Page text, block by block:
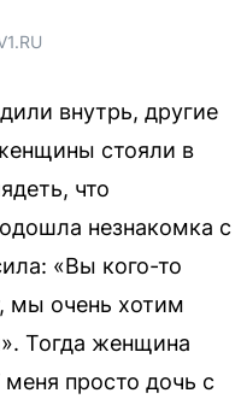
внутрь, другие
стояли в
что
незнакомка с
«Вы кого-то
мы очень хотим
Тогда женщина
просто дочь с